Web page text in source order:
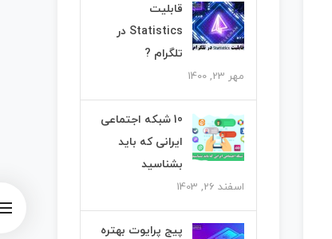
قابلیت
Statistics در
تلگرام ?
مهر 23, 1400
10 شبکه اجتماعی
ایرانی که باید
بشناسید
اسفند 26, 1403
پیج پرایوت بهتره